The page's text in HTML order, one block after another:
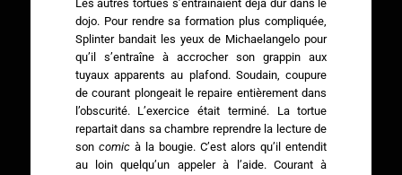
Les autres tortues s’entraînaient déjà dur dans le
dojo. Pour rendre sa formation plus compliquée,
Splinter bandait les yeux de Michaelangelo pour
qu’il s’entraîne à accrocher son grappin aux
tuyaux apparents au plafond. Soudain, coupure
de courant plongeait le repaire entièrement dans
l’obscurité. L’exercice était terminé. La tortue
repartait dans sa chambre reprendre la lecture de
son comicà la bougie. C’est alors qu’il entendit
au loin quelqu’un appeler à l’aide. Courant à